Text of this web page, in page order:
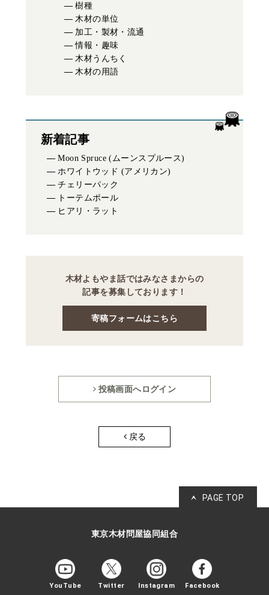
樹種
木材の単位
加工・製材・流通
情報・趣味
木材うんちく
木材の用語
新着記事
Moon Spruce (ムーンスプルース)
ホワイトウッド (アメリカン)
チェリーパック
トーテムポール
ヒアリ・ラット
木材よもやま話ではみなさまからの
記事を募集しております！
寄稿フォームはこちら
投稿画面へログイン
戻る
PAGE TOP
東京木材問屋協同組合
YouTube Twitter Instagram Facebook